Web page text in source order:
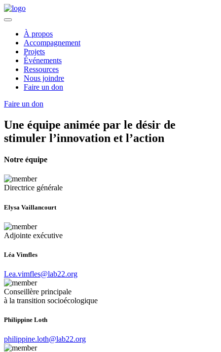
À propos
Accompagnement
Projets
Événements
Ressources
Nous joindre
Faire un don
Faire un don
Une équipe animée par le désir de
stimuler l’innovation et l’action
Notre équipe
Directrice générale
Elysa Vaillancourt
Adjointe exécutive
Léa Vimfles
Lea.vimfles@lab22.org
Conseillère principale
à la transition socioécologique
Philippine Loth
philippine.loth@lab22.org